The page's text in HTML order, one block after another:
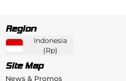
Region
Indonesia
(Rp)
Site Map
News & Promos